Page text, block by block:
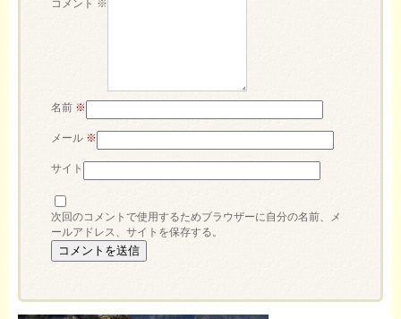
コメント ※
名前 ※
メール ※
サイト
次回のコメントで使用するためブラウザーに自分の名前、メ
ールアドレス、サイトを保存する。